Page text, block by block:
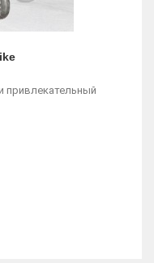
привлекательный